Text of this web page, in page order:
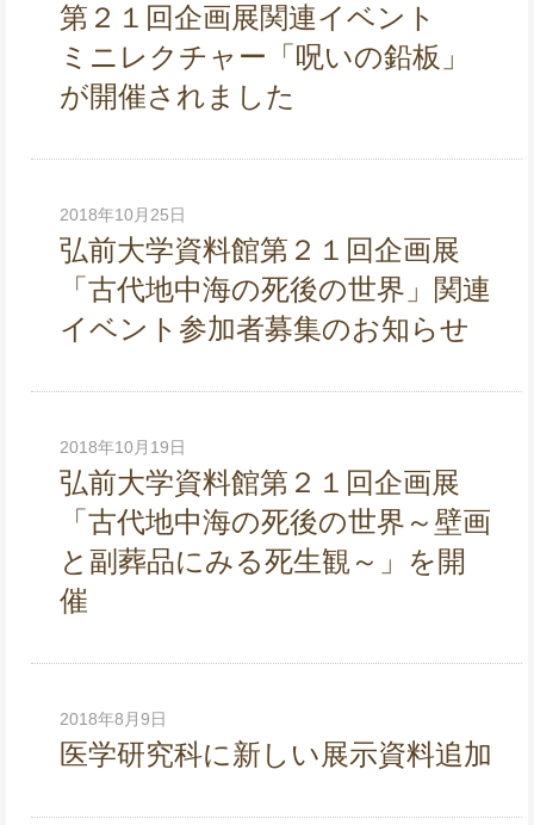
第２１回企画展関連イベント
ミニレクチャー「呪いの鉛板」
が開催されました
2018年10月25日
弘前大学資料館第２１回企画展
「古代地中海の死後の世界」関連
イベント参加者募集のお知らせ
2018年10月19日
弘前大学資料館第２１回企画展
「古代地中海の死後の世界～壁画
と副葬品にみる死生観～」を開
催
2018年8月9日
医学研究科に新しい展示資料追加